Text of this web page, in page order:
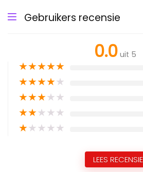
Gebruikers recensie
0.0 uit 5
★★★★★
★★★★★
★★★★★
★★★★★
★★★★★
LEES RECENSIE